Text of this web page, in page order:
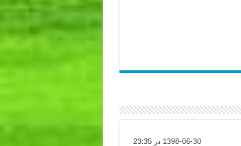
1398-06-30 در 23:35